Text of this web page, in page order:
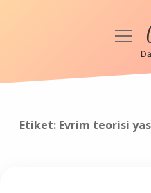
Anasayfa
Etiket: Evrim teorisi